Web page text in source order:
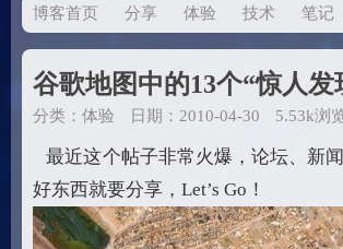
博客首页 分享 体验 技术 笔记
谷歌地图中的13个“惊人发
分类： 体验 日期：2010-04-30 5.53k浏
最近这个帖子非常火爆，论坛、新
好东西就要分享，Let’s Go！